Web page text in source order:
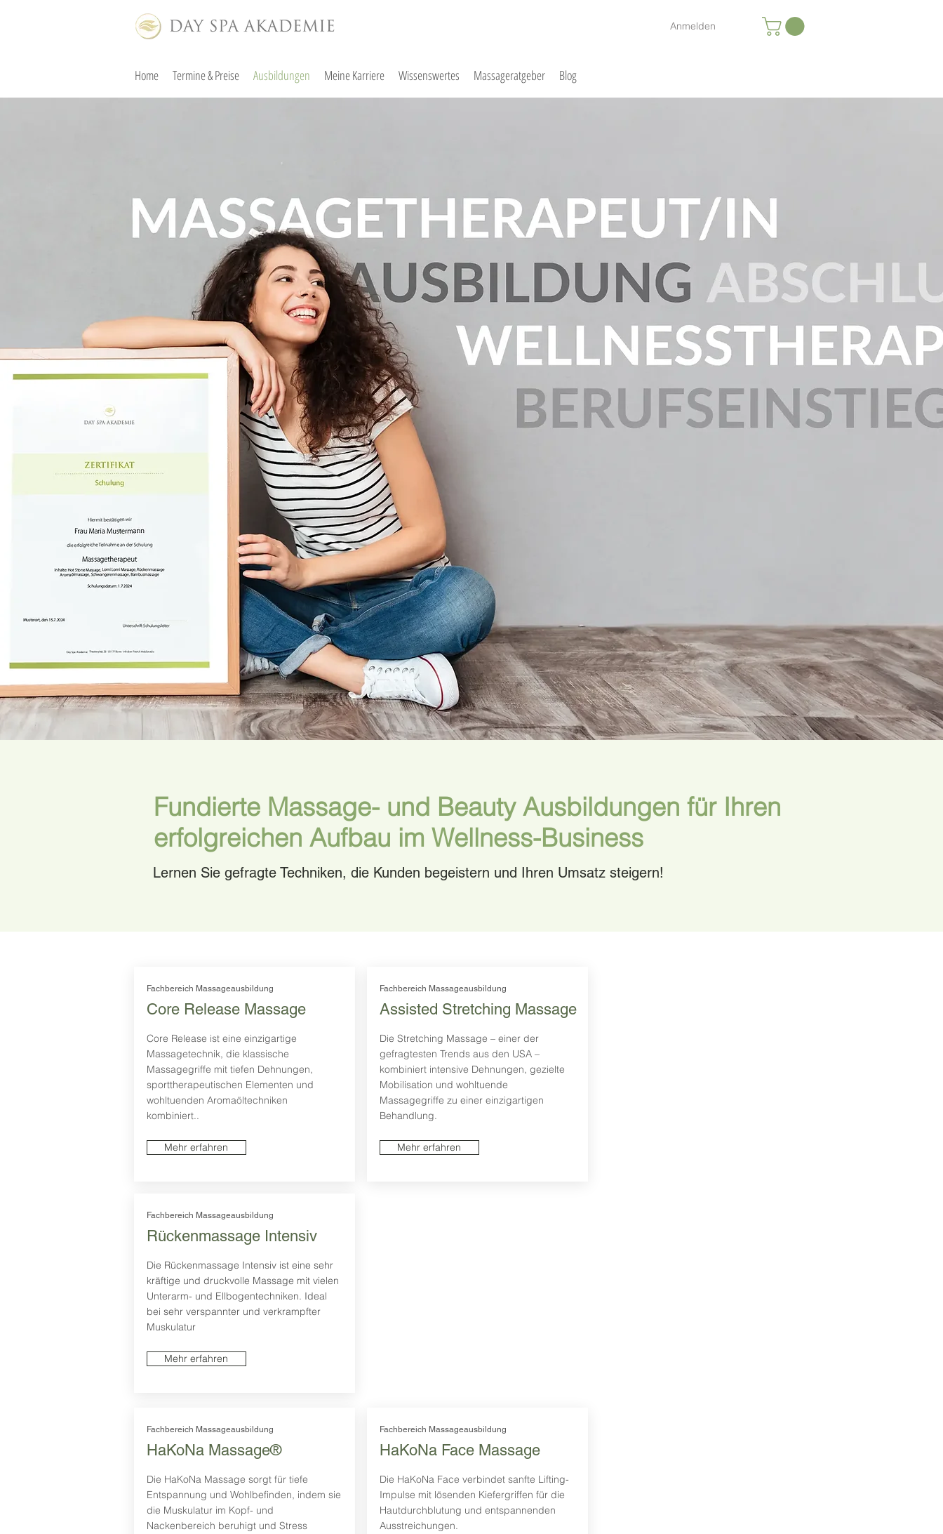
Anmelden
Home Termine & Preise Ausbildungen Meine Karriere Wissenswertes Massageratgeber Blog
Fundierte Massage- und Beauty Ausbildungen für Ihren
erfolgreichen Aufbau im Wellness-Business​
Lernen Sie gefragte Techniken, die Kunden begeistern und Ihren Umsatz steigern!
Fachbereich Massageausbildung
Core Release Massage
Core Release ist eine einzigartige
Massagetechnik, die klassische
Massagegriffe mit tiefen Dehnungen,
sporttherapeutischen Elementen und
wohltuenden Aromaöltechniken
kombiniert..
Mehr erfahren
Fachbereich Massageausbildung
Assisted Stretching Massage
Die Stretching Massage – einer der
gefragtesten Trends aus den USA –
kombiniert intensive Dehnungen, gezielte
Mobilisation und wohltuende
Massagegriffe zu einer einzigartigen
Behandlung.
Mehr erfahren
Fachbereich Massageausbildung
Rückenmassage Intensiv
Die Rückenmassage Intensiv ist eine sehr
kräftige und druckvolle Massage mit vielen
Unterarm- und Ellbogentechniken. Ideal
bei sehr verspannter und verkrampfter
Muskulatur
Mehr erfahren
Fachbereich Massageausbildung
HaKoNa Massage®
Die HaKoNa Massage sorgt für tiefe
Entspannung und Wohlbefinden, indem sie
die Muskulatur im Kopf- und
Nackenbereich beruhigt und Stress
Fachbereich Massageausbildung
HaKoNa Face Massage
Die HaKoNa Face verbindet sanfte Lifting-
Impulse mit lösenden Kiefergriffen für die
Hautdurchblutung und entspannenden
Ausstreichungen.